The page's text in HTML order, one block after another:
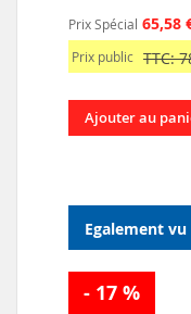
Prix Spécial 65,58
Prix public TTC:
Ajouter au
Egalement vu
- 17 %